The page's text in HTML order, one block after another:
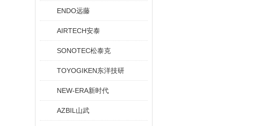
ENDO远藤
AIRTECH安泰
SONOTEC松泰克
TOYOGIKEN东洋技研
NEW-ERA新时代
AZBIL山武